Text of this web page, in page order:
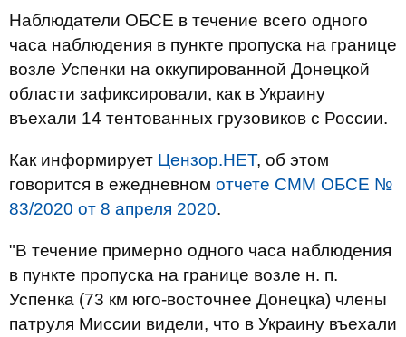
Наблюдатели ОБСЕ в течение всего одного
часа наблюдения в пункте пропуска на границе
возле Успенки на оккупированной Донецкой
области зафиксировали, как в Украину
въехали 14 тентованных грузовиков с России.
Как информирует Цензор.НЕТ, об этом
говорится в ежедневном отчете СММ ОБСЕ №
83/2020 от 8 апреля 2020.
"В течение примерно одного часа наблюдения
в пункте пропуска на границе возле н. п.
Успенка (73 км юго-восточнее Донецка) члены
патруля Миссии видели, что в Украину въехали